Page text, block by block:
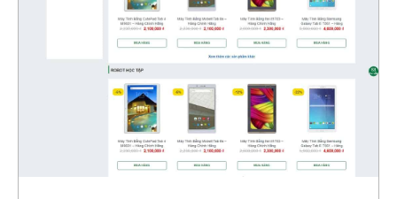
CHI TIẾT
XEM THỰC TẾ